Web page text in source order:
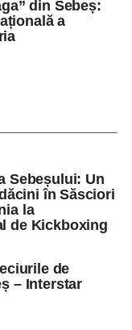
din Sebeș:
a
Sebeșului: Un
în Săsciori
la
de Kickboxing
de
– Interstar